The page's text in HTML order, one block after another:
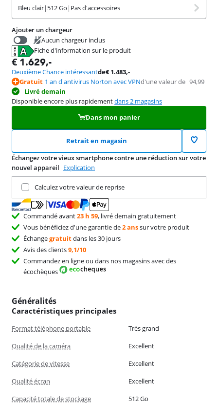
Bleu clair| 512 Go | Pas d'accessoires
Ajouter un chargeur
Aucun chargeur inclus
Fiche d'information sur le produit
s'ouvre dans un nouvel onglet
€1.629,-
Deuxième Chance intéressantde€1.483,-
Gratuit 1 an d'antivirus Norton avec VPNd'une valeur de 94,99
Livré demain
Disponible encore plus rapidementdans 2 magasins
Dans mon panier
Retrait en magasin
Échangez votre vieux smartphone contre une réduction sur votre
nouvel appareil Explication
Calculez votre valeur de reprise
Commandé avant23 h 59, livré demain gratuitement
Vous bénéficiez d'une garantie de2 anssur votre produit
Échangegratuitdans les 30 jours
Avis des clients9,1/10
Commandez en ligne ou dans nos magasins avec des
écochèques
Généralités
Caractéristiques principales
Format téléphone portable
Très grand
Qualité de la caméra
Excellent
Catégorie de vitesse
Excellent
Qualité écran
Excellent
Capacité totale de stockage
512 Go